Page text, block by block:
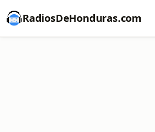
RadiosDeHonduras.com